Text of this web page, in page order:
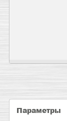
Параметры